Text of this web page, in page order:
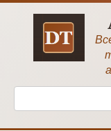
Перейти
Поиск: